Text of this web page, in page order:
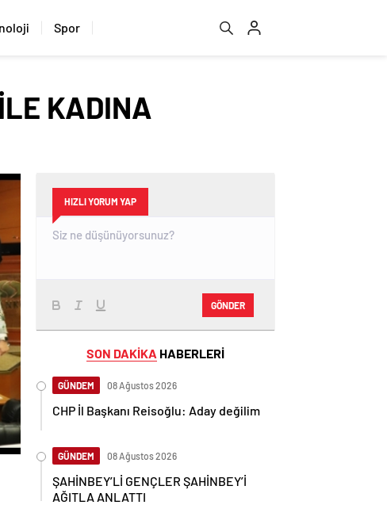
Spor
KADINA
HIZLI YORUM YAP
GÖNDER
SON DAKİKA HABERLERİ
GÜNDEM 08 Ağustos 2026
CHP İl Başkanı Reisoğlu: Aday değilim
GÜNDEM 08 Ağustos 2026
ŞAHİNBEY’Lİ GENÇLER ŞAHİNBEY’İ
AĞITLA ANLATTI